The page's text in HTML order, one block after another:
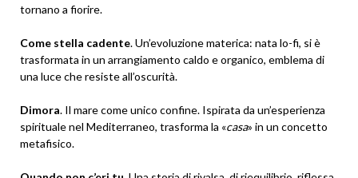
tornano a fiorire.
Come stella cadente. Un’evoluzione materica: nata lo-fi, si è
trasformata in un arrangiamento caldo e organico, emblema di
una luce che resiste all’oscurità.
Dimora. Il mare come unico confine. Ispirata da un’esperienza
spirituale nel Mediterraneo, trasforma la «casa» in un concetto
metafisico.